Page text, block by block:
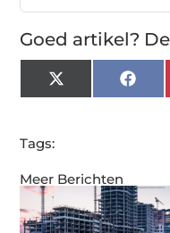
Meer Berichten
Goed artikel?
X
(Twitter)
Tags: